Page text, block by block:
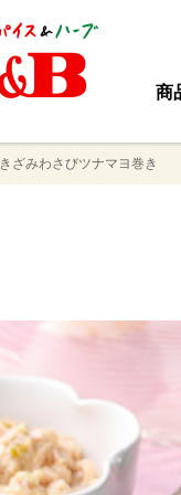
商
きざみわさびツナマヨ巻き